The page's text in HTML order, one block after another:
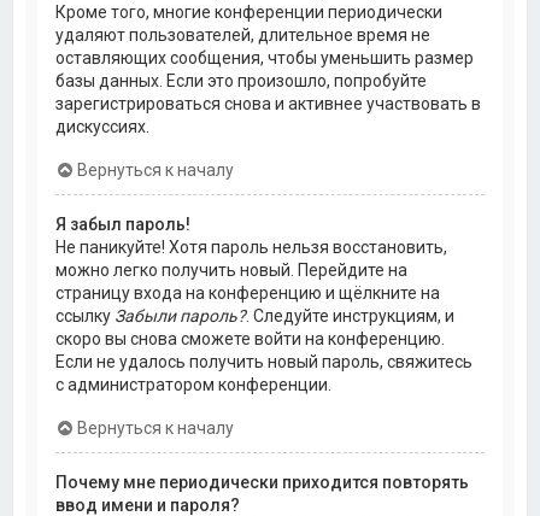
Кроме того, многие конференции периодически
удаляют пользователей, длительное время не
оставляющих сообщения, чтобы уменьшить размер
базы данных. Если это произошло, попробуйте
зарегистрироваться снова и активнее участвовать в
дискуссиях.
Вернуться к началу
Я забыл пароль!
Не паникуйте! Хотя пароль нельзя восстановить,
можно легко получить новый. Перейдите на
страницу входа на конференцию и щёлкните на
ссылку Забыли пароль?. Следуйте инструкциям, и
скоро вы снова сможете войти на конференцию.
Если не удалось получить новый пароль, свяжитесь
с администратором конференции.
Вернуться к началу
Почему мне периодически приходится повторять
ввод имени и пароля?